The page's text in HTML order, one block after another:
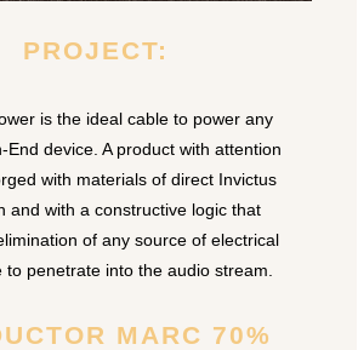
PROJECT:
is the ideal cable to power any
End device. A product with attention
with materials of direct Invictus
and with a constructive logic that
of any source of electrical
to penetrate into the audio stream.
MARC 70%